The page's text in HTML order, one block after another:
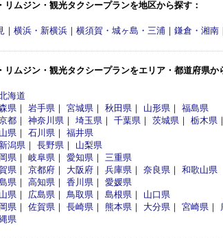
リムジン・観光タクシープランを地区から探す：
｜ 横浜・新横浜 ｜ 横須賀・城ヶ島・三浦 ｜ 鎌倉・湘南
リムジン・観光タクシープランをエリア・都道府県か
海道
県 ｜ 岩手県 ｜ 宮城県 ｜ 秋田県 ｜ 山形県 ｜ 福島県
都 ｜ 神奈川県 ｜ 埼玉県 ｜ 千葉県 ｜ 茨城県 ｜ 栃木県
県 ｜ 石川県 ｜ 福井県
新潟県 ｜ 長野県 ｜ 山梨県
県 ｜ 岐阜県 ｜ 愛知県 ｜ 三重県
県 ｜ 京都府 ｜ 大阪府 ｜ 兵庫県 ｜ 奈良県 ｜ 和歌山県
県 ｜ 高知県 ｜ 香川県 ｜ 愛媛県
県 ｜ 広島県 ｜ 鳥取県 ｜ 島根県 ｜ 山口県
県 ｜ 佐賀県 ｜ 長崎県 ｜ 熊本県 ｜ 大分県 ｜ 宮崎県 ｜
県